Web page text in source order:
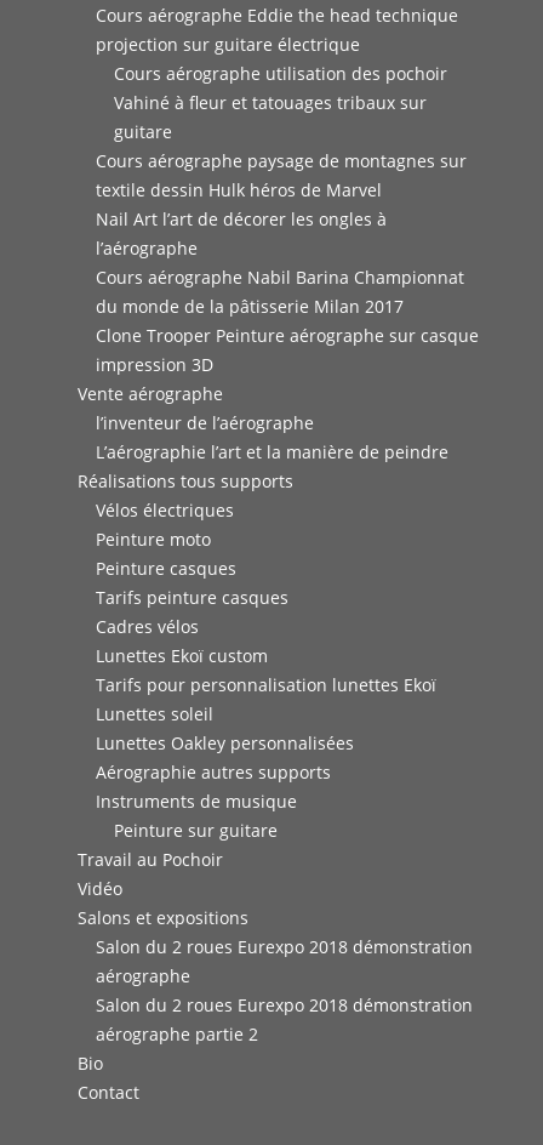
Cours aérographe Eddie the head technique
projection sur guitare électrique
Cours aérographe utilisation des pochoir
Vahiné à fleur et tatouages tribaux sur
guitare
Cours aérographe paysage de montagnes sur
textile dessin Hulk héros de Marvel
Nail Art l’art de décorer les ongles à
l’aérographe
Cours aérographe Nabil Barina Championnat
du monde de la pâtisserie Milan 2017
Clone Trooper Peinture aérographe sur casque
impression 3D
Vente aérographe
l’inventeur de l’aérographe
L’aérographie l’art et la manière de peindre
Réalisations tous supports
Vélos électriques
Peinture moto
Peinture casques
Tarifs peinture casques
Cadres vélos
Lunettes Ekoï custom
Tarifs pour personnalisation lunettes Ekoï
Lunettes soleil
Lunettes Oakley personnalisées
Aérographie autres supports
Instruments de musique
Peinture sur guitare
Travail au Pochoir
Vidéo
Salons et expositions
Salon du 2 roues Eurexpo 2018 démonstration
aérographe
Salon du 2 roues Eurexpo 2018 démonstration
aérographe partie 2
Bio
Contact